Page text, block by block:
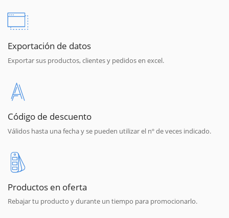
Exportación de datos
Exportar sus productos, clientes y pedidos en excel.
Código de descuento
Válidos hasta una fecha y se pueden utilizar el nº de veces indicado.
Productos en oferta
Rebajar tu producto y durante un tiempo para promocionarlo.